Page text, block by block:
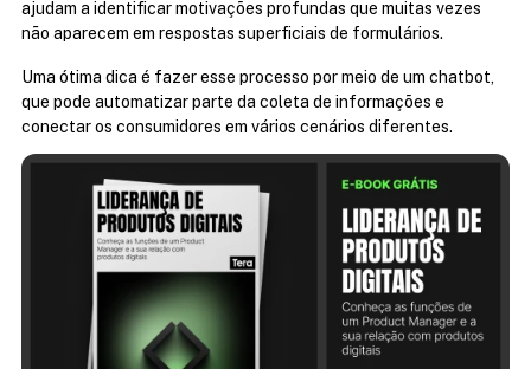
ajudam a identificar motivações profundas que muitas vezes
não aparecem em respostas superficiais de formulários.
Uma ótima dica é fazer esse processo por meio de um chatbot,
que pode automatizar parte da coleta de informações e
conectar os consumidores em vários cenários diferentes.